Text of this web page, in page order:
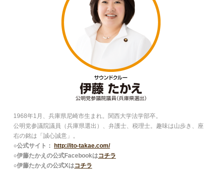
1968年1月、兵庫県尼崎市生まれ。関西大学法学部卒。
公明党参議院議員（兵庫県選出）、弁護士、税理士。趣味は山歩き、座
右の銘は「誠心誠意」。
○公式サイト：
http://ito-takae.com/
○伊藤たかえの公式Facebookはコチラ
○伊藤たかえの公式Xはコチラ